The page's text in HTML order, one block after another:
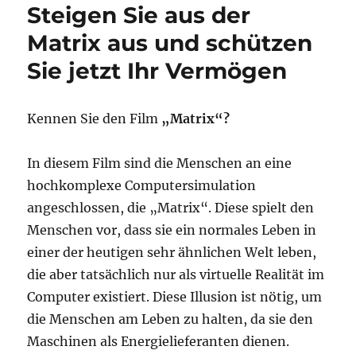
Steigen Sie aus der
Matrix aus und schützen
Sie jetzt Ihr Vermögen
Kennen Sie den Film „Matrix“?
In diesem Film sind die Menschen an eine
hochkomplexe Computersimulation
angeschlossen, die „Matrix“. Diese spielt den
Menschen vor, dass sie ein normales Leben in
einer der heutigen sehr ähnlichen Welt leben,
die aber tatsächlich nur als virtuelle Realität im
Computer existiert. Diese Illusion ist nötig, um
die Menschen am Leben zu halten, da sie den
Maschinen als Energielieferanten dienen.